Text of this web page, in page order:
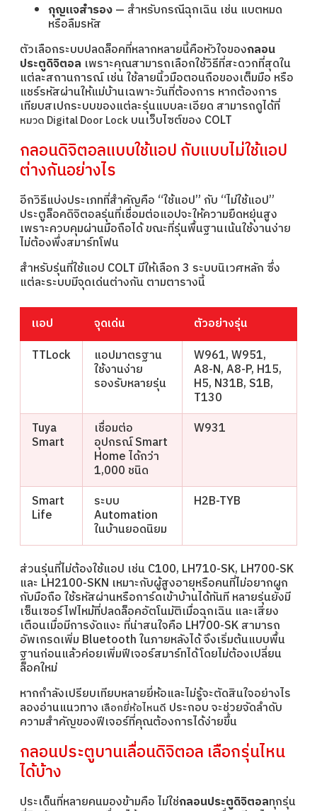
กุญแจสำรอง— สำหรับกรณีฉุกเฉิน เช่น แบตหมด
หรือลืมรหัส
ตัวเลือกระบบปลดล็อคที่หลากหลายนี้คือหัวใจของกลอน
ประตูดิจิตอล เพราะคุณสามารถเลือกใช้วิธีที่สะดวกที่สุดใน
แต่ละสถานการณ์ เช่น ใช้ลายนิ้วมือตอนถือของเต็มมือ หรือ
แชร์รหัสผ่านให้แม่บ้านเฉพาะวันที่ต้องการ หากต้องการ
เทียบสเปกระบบของแต่ละรุ่นแบบละเอียด สามารถดูได้ที่
หมวด Digital Door Lock บนเว็บไซต์ของ COLT
กลอนดิจิตอลแบบใช้แอป กับแบบไม่ใช้แอป
ต่างกันอย่างไร
อีกวิธีแบ่งประเภทที่สำคัญคือ “ใช้แอป” กับ “ไม่ใช้แอป”
ประตูล็อคดิจิตอลรุ่นที่เชื่อมต่อแอปจะให้ความยืดหยุ่นสูง
เพราะควบคุมผ่านมือถือได้ ขณะที่รุ่นพื้นฐานเน้นใช้งานง่าย
ไม่ต้องพึ่งสมาร์ทโฟน
สำหรับรุ่นที่ใช้แอป COLT มีให้เลือก 3 ระบบนิเวศหลัก ซึ่ง
แต่ละระบบมีจุดเด่นต่างกัน ตามตารางนี้
แอป จุดเด่น
ตัวอย่างรุ่น
TTLock
แอปมาตรฐาน
ใช้งานง่าย
รองรับหลายรุ่น
W961, W951,
A8-N, A8-P, H15,
H5, N31B, S1B,
T130
Tuya
Smart
เชื่อมต่อ
อุปกรณ์ Smart
Home ได้กว่า
1,000 ชนิด
W931
Smart
Life
ระบบ
Automation
ในบ้านยอดนิยม
H2B-TYB
ส่วนรุ่นที่ไม่ต้องใช้แอป เช่น C100, LH710-SK, LH700-SK
และ LH2100-SKN เหมาะกับผู้สูงอายุหรือคนที่ไม่อยากผูก
กับมือถือ ใช้รหัสผ่านหรือการ์ดเข้าบ้านได้ทันที หลายรุ่นยังมี
เซ็นเซอร์ไฟไหม้ที่ปลดล็อคอัตโนมัติเมื่อฉุกเฉิน และเสียง
เตือนเมื่อมีการงัดแงะ ที่น่าสนใจคือ LH700-SK สามารถ
อัพเกรดเพิ่ม Bluetooth ในภายหลังได้ จึงเริ่มต้นแบบพื้น
ฐานก่อนแล้วค่อยเพิ่มฟีเจอร์สมาร์ทได้โดยไม่ต้องเปลี่ยน
ล็อคใหม่
หากกำลังเปรียบเทียบหลายยี่ห้อและไม่รู้จะตัดสินใจอย่างไร
ลองอ่านแนวทาง เลือกยี่ห้อไหนดี ประกอบ จะช่วยจัดลำดับ
ความสำคัญของฟีเจอร์ที่คุณต้องการได้ง่ายขึ้น
กลอนประตูบานเลื่อนดิจิตอล เลือกรุ่นไหน
ได้บ้าง
ประเด็นที่หลายคนมองข้ามคือ ไม่ใช่กลอนประตูดิจิตอลทุกรุ่น